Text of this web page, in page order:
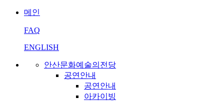
메인
FAQ
ENGLISH
안산문화예술의전당
공연안내
공연안내
아카이빙